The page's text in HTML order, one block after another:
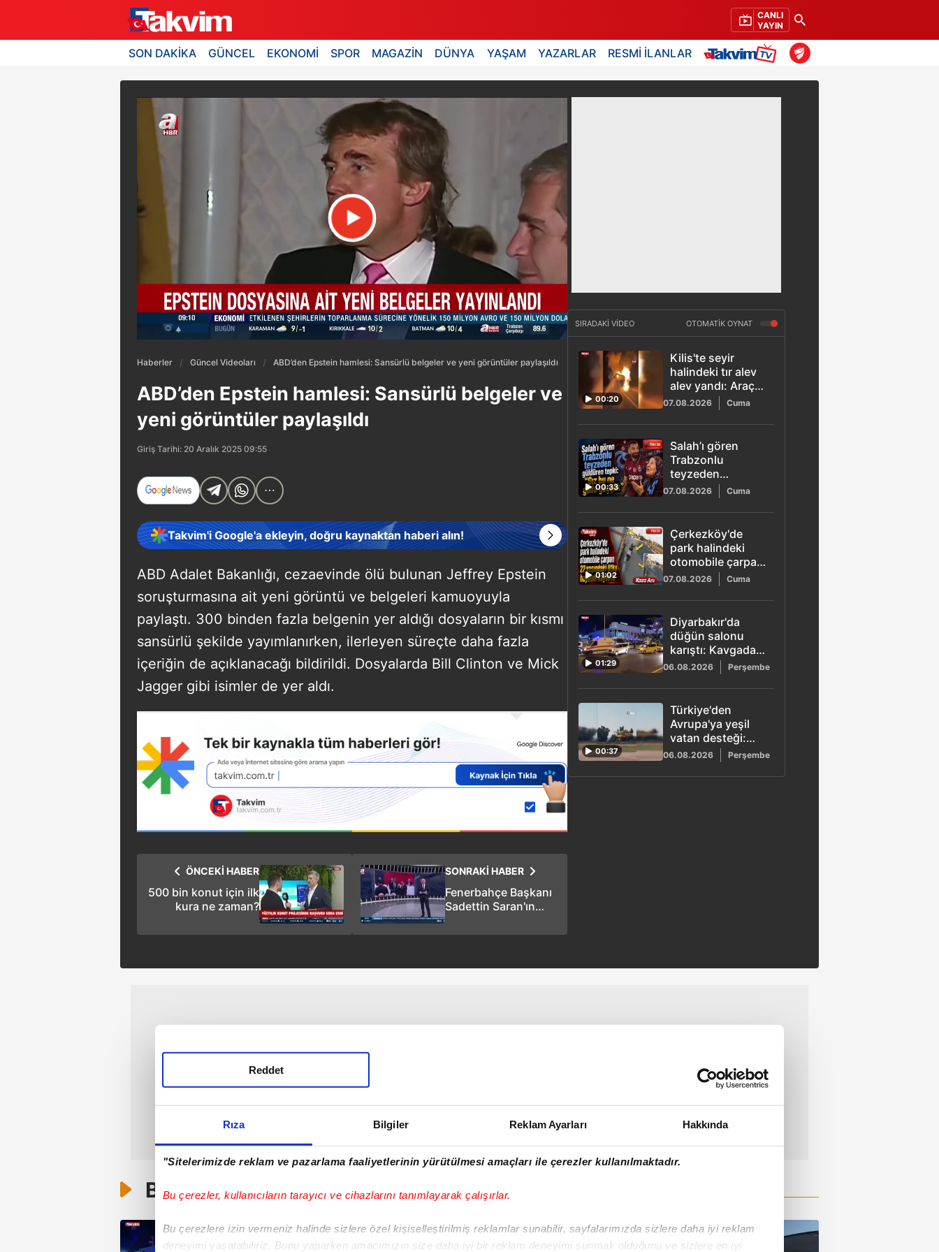
Rıza Bilgiler Reklam Ayarları Hakkında
"Sitelerimizde reklam ve pazarlama faaliyetlerinin yürütülmesi amaçları ile çerezler kullanılmaktadır.
Bu çerezler, kullanıcıların tarayıcı ve cihazlarını tanımlayarak çalışırlar.
Bu çerezlere izin vermeniz halinde sizlere özel kişiselleştirilmiş reklamlar sunabilir, sayfalarımızda sizlere daha iyi reklam
deneyimi yaşatabiliriz. Bunu yaparken amacımızın size daha iyi bir reklam deneyimi sunmak olduğunu ve sizlere en iyi
Reddet
CANLI
YAYIN
SON DAKİKA GÜNCEL EKONOMİ SPOR MAGAZİN DÜNYA YAŞAM YAZARLAR RESMİ İLANLAR
Haberler Güncel Videoları ABD’den Epstein hamlesi: Sansürlü belgeler ve yeni görüntüler paylaşıldı
ABD’den Epstein hamlesi: Sansürlü belgeler ve
yeni görüntüler paylaşıldı
Giriş Tarihi: 20 Aralık 2025 09:55
Takvim'i Google'a ekleyin, doğru kaynaktan haberi alın!
ABD Adalet Bakanlığı, cezaevinde ölü bulunan Jeffrey Epstein
soruşturmasına ait yeni görüntü ve belgeleri kamuoyuyla
paylaştı. 300 binden fazla belgenin yer aldığı dosyaların bir kısmı
sansürlü şekilde yayımlanırken, ilerleyen süreçte daha fazla
içeriğin de açıklanacağı bildirildi. Dosyalarda Bill Clinton ve Mick
Jagger gibi isimler de yer aldı.
SONRAKİ HABER
Fenerbahçe Başkanı
Sadettin Saran'ın
açıklama geldi
ÖNCEKİ HABER
500 bin konut için ilk
kura ne zaman?
SIRADAKİ VİDEO OTOMATİK OYNAT
00:20
Kilis'te seyir
halindeki tır alev
alev yandı: Araç
kullanılamaz hale
07.08.2026 Cuma
00:33
Salah’ı gören
Trabzonlu
teyzeden
güldüren sözler:
"Gız bu ne gada
güççük"
07.08.2026 Cuma
01:02
Çerkezköy'de
park halindeki
otomobile çarpan
22 yaşındaki Utku
hayatını kaybetti
07.08.2026 Cuma
01:29
Diyarbakır'da
düğün salonu
karıştı: Kavgada 5
kişi yaralandı
06.08.2026 Perşembe
00:37
Türkiye'den
Avrupa'ya yeşil
vatan desteği:
Görev
tamamlandı,
uçaklar yurda
06.08.2026 Perşembe
Bunlar da Var